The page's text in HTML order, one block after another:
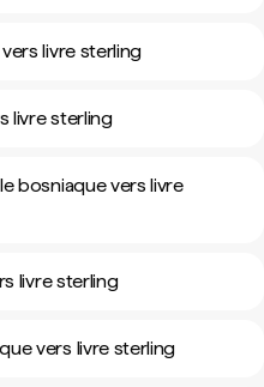
livre sterling
livre sterling
bosniaque vers livre
livre sterling
vers livre sterling